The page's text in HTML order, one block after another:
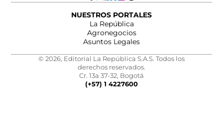
NUESTROS PORTALES
La República
Agronegocios
Asuntos Legales
© 2026, Editorial La República S.A.S. Todos los
derechos reservados.
Cr. 13a 37-32, Bogotá
(+57) 1 4227600